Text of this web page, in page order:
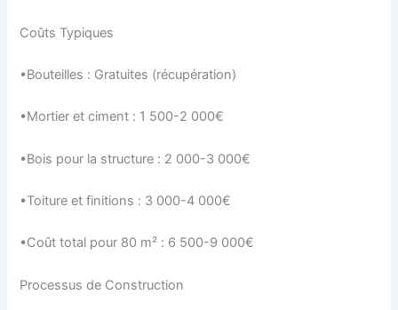
Coûts Typiques
•Bouteilles : Gratuites (récupération)
•Mortier et ciment : 1 500-2 000€
•Bois pour la structure : 2 000-3 000€
•Toiture et finitions : 3 000-4 000€
•Coût total pour 80 m² : 6 500-9 000€
Processus de Construction